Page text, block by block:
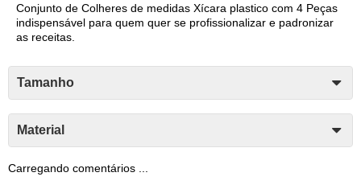
Conjunto de Colheres de medidas Xícara plastico com 4 Peças
indispensável para quem quer se profissionalizar e padronizar
as receitas.
Tamanho
Material
Carregando comentários ...